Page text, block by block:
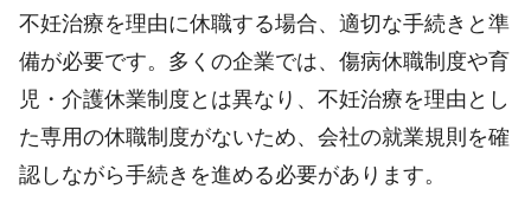
不妊治療を理由に休職する場合、適切な手続きと準
備が必要です。多くの企業では、傷病休職制度や育
児・介護休業制度とは異なり、不妊治療を理由とし
た専用の休職制度がないため、会社の就業規則を確
認しながら手続きを進める必要があります。